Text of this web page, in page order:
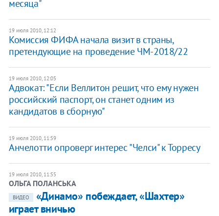
месяца"
19 июля 2010, 12:12
Комиссия ФИФА начала визит в страны,
претендующие на проведение ЧМ-2018/22
19 июля 2010, 12:05
Адвокат: "Если Веллитон решит, что ему нужен
российский паспорт, он станет одним из
кандидатов в сборную"
19 июля 2010, 11:59
Анчелотти опроверг интерес "Челси" к Торресу
19 июля 2010, 11:55
ОЛЬГА ПОЛАНСЬКА
ВИДЕО
«Динамо» побеждает, «Шахтер»
играет вничью